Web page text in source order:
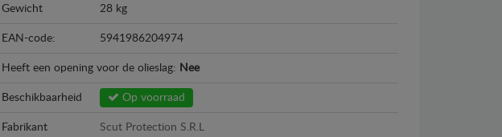
Gewicht 28 kg
EAN-code: 5941986204974
Heeft een opening voor de olieslag: Nee
Beschikbaarheid Op voorraad
Fabrikant Scut Protection S.R.L